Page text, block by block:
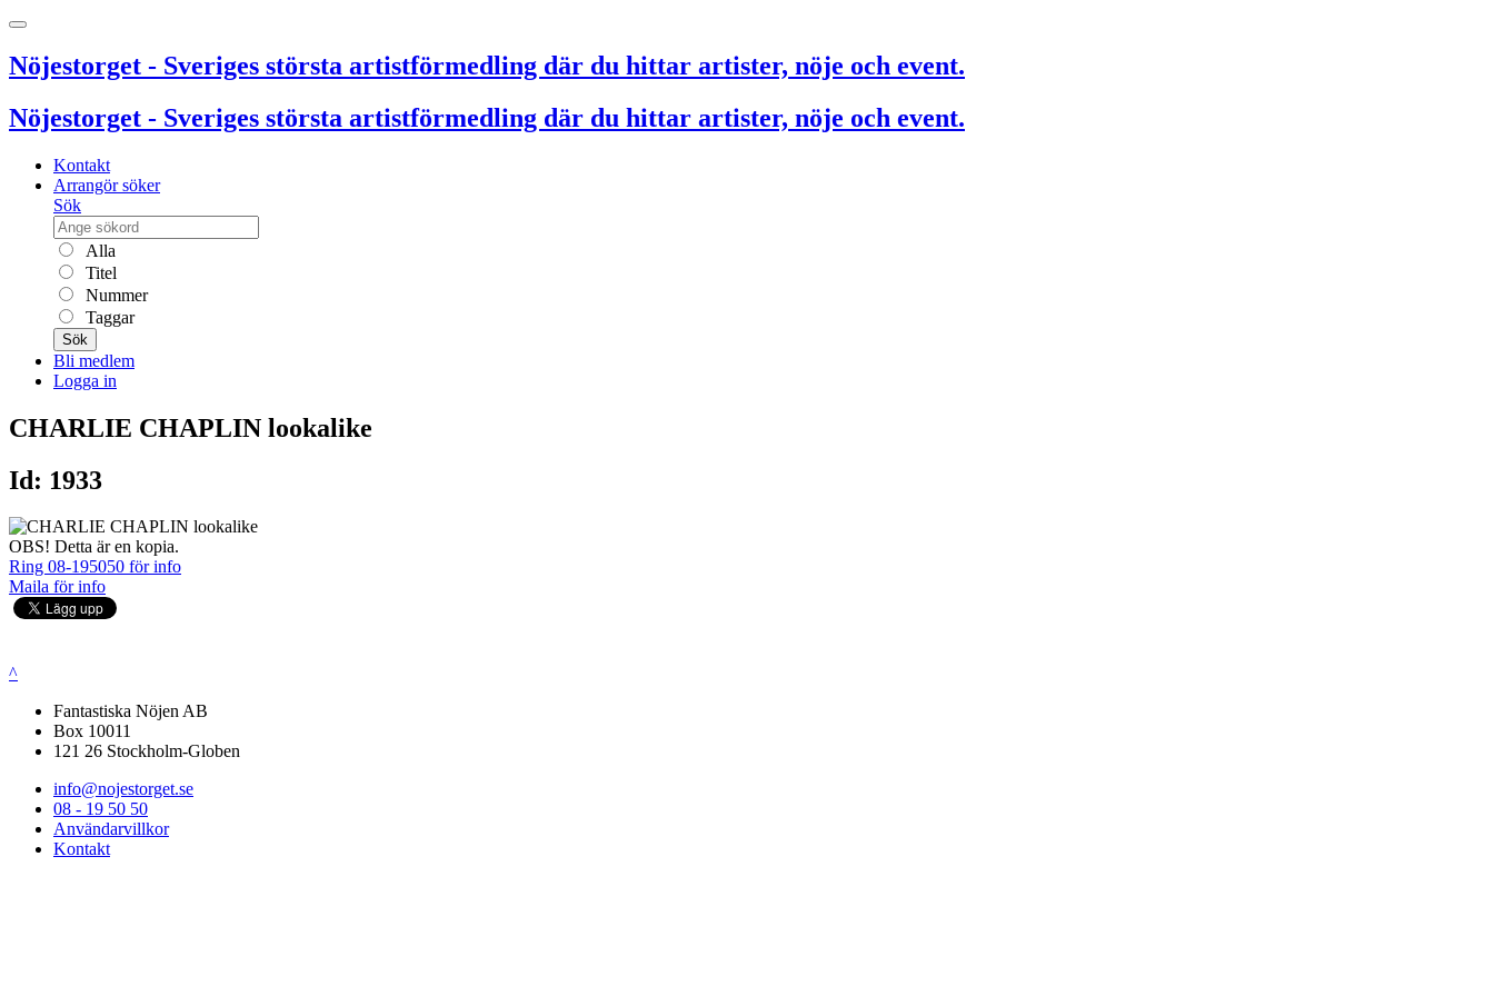
Nöjestorget - Sveriges största artistförmedling där du hittar artister, nöje och event.
Nöjestorget - Sveriges största artistförmedling där du hittar artister, nöje och event.
Kontakt
Arrangör söker
Sök
Alla
Titel
Nummer
Taggar
Sök
Bli medlem
Logga in
CHARLIE CHAPLIN lookalike
Id: 1933
OBS! Detta är en kopia.
Ring 08-195050 för info
Maila för info
^
Fantastiska Nöjen AB
Box 10011
121 26 Stockholm-Globen
info@nojestorget.se
08 - 19 50 50
Användarvillkor
Kontakt